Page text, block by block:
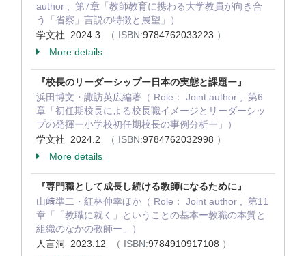
author , 第7章「教師教育に携わる大学教員が向き合
う「省察」言説の特徴と展望」）
学文社 2024.3
（ ISBN:9784762033223 ）
More details
『校長のリーダーシップー日本の実態と課題ー』
浜田博文・諏訪英広編著（ Role： Joint author , 第6
章「初任期校長による校長職イメージとリーダーシッ
プの発揮ー小学校初任期校長の事例分析ー」）
学文社 2024.2
（ ISBN:9784762032998 ）
More details
『専門職として成長し続ける教師になるために』
山﨑準二・紅林伸幸ほか（ Role： Joint author , 第11
章「「教職に就く」ということの基本ー教職の本質と
組織のなかの教師ー」）
人言洞 2023.12
（ ISBN:9784910917108 ）